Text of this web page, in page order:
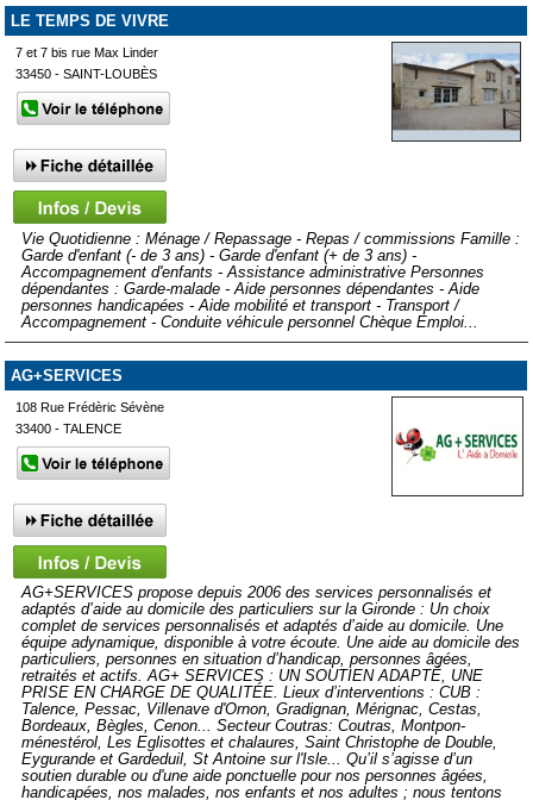
LE TEMPS DE VIVRE
7 et 7 bis rue Max Linder
33450 - SAINT-LOUBÈS
Vie Quotidienne : Ménage / Repassage - Repas / commissions Famille :
Garde d'enfant (- de 3 ans) - Garde d'enfant (+ de 3 ans) -
Accompagnement d'enfants - Assistance administrative Personnes
dépendantes : Garde-malade - Aide personnes dépendantes - Aide
personnes handicapées - Aide mobilité et transport - Transport /
Accompagnement - Conduite véhicule personnel Chèque Emploi...
AG+SERVICES
108 Rue Frédèric Sévène
33400 - TALENCE
AG+SERVICES propose depuis 2006 des services personnalisés et
adaptés d’aide au domicile des particuliers sur la Gironde : Un choix
complet de services personnalisés et adaptés d’aide au domicile. Une
équipe adynamique, disponible à votre écoute. Une aide au domicile des
particuliers, personnes en situation d’handicap, personnes âgées,
retraités et actifs. AG+ SERVICES : UN SOUTIEN ADAPTÉ, UNE
PRISE EN CHARGE DE QUALITÉE. Lieux d’interventions : CUB :
Talence, Pessac, Villenave d'Ornon, Gradignan, Mérignac, Cestas,
Bordeaux, Bègles, Cenon... Secteur Coutras: Coutras, Montpon-
ménestérol, Les Eglisottes et chalaures, Saint Christophe de Double,
Eygurande et Gardeduil, St Antoine sur l'Isle... Qu’il s’agisse d’un
soutien durable ou d'une aide ponctuelle pour nos personnes âgées,
handicapées, nos malades, nos enfants et nos adultes ; nous tentons